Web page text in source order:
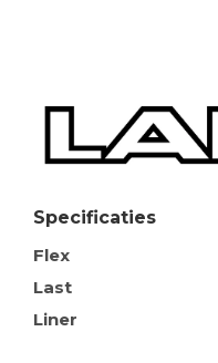
Specificaties
Flex
Last
Liner